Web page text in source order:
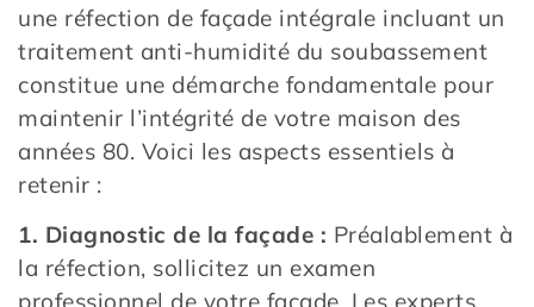
une réfection de façade intégrale incluant un
traitement anti-humidité du soubassement
constitue une démarche fondamentale pour
maintenir l’intégrité de votre maison des
années 80. Voici les aspects essentiels à
retenir :
1. Diagnostic de la façade : Préalablement à
la réfection, sollicitez un examen
professionnel de votre façade. Les experts